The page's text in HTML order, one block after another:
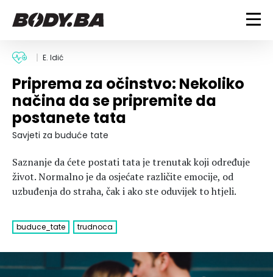
FITNESS
Vježbanje
Mršanje
Discipline
Indoor & Outdoor
BODYBUILDING
Trening i vježbe
Takmičarski bodybuilding
Ostalo
ISHRANA
Nutricionizam
Recepti
Suplementi
Tablica kalorija
ZDRAVLJE
Um i tijelo
Povrede i bolesti
Lifestyle
Trudnice
LIFESTYLE
Bodybuilding
Fitness
Ishrana
Zdravlje
VODA
MAGAZIN
E. Idić
Priprema za očinstvo: Nekoliko
načina da se pripremite da
postanete tata
Savjeti za buduće tate
Saznanje da ćete postati tata je trenutak koji određuje
život. Normalno je da osjećate različite emocije, od
uzbuđenja do straha, čak i ako ste oduvijek to htjeli.
buduce_tate trudnoca